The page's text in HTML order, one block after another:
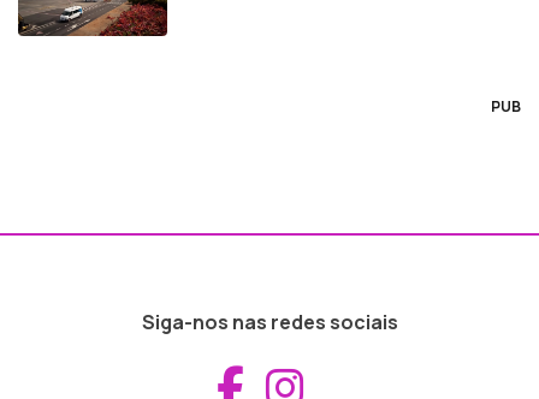
PUB
Siga-nos nas redes sociais
Aceder ao